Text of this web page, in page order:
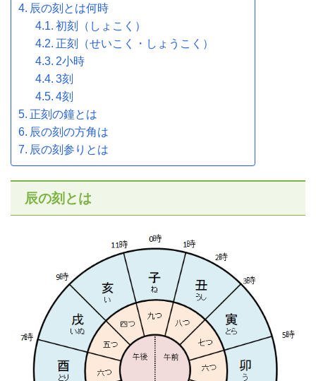
辰の刻とは何時
初刻（しょこく）
正刻（せいこく・しょうこく）
2小時
3刻
4刻
正刻の鐘とは
辰の刻の方角は
辰の刻参りとは
辰の刻とは